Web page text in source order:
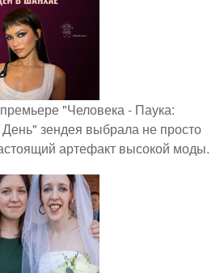
"Человека - Паука:
зендея выбрала не просто
артефакт высокой моды.